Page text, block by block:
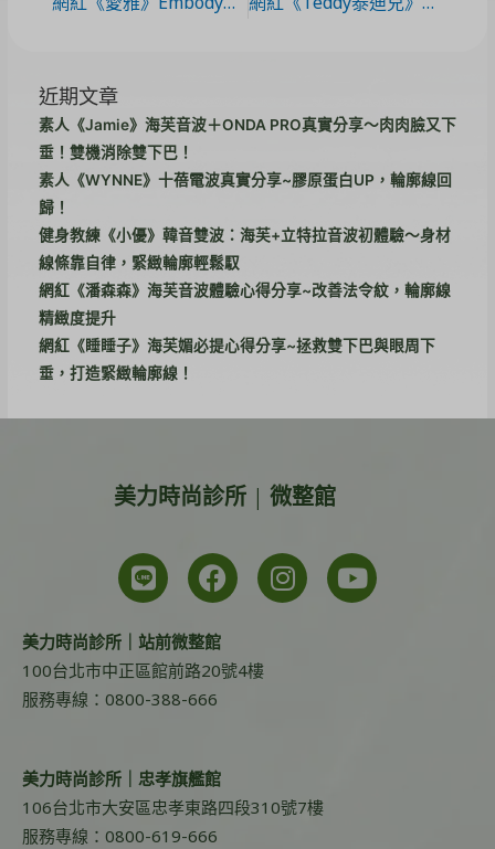
近期文章
素人《Jamie》海芙音波＋ONDA PRO真實分享～肉肉臉又下
垂！雙機消除雙下巴！
素人《WYNNE》十蓓電波真實分享~膠原蛋白UP，輪廓線回
歸！
健身教練《小優》韓音雙波：海芙+立特拉音波初體驗～身材
線條靠自律，緊緻輪廓輕鬆馭
網紅《潘森森》海芙音波體驗心得分享~改善法令紋，輪廓線
精緻度提升
網紅《睡睡子》海芙媚必提心得分享~拯救雙下巴與眼周下
垂，打造緊緻輪廓線！
美力時尚診所 | 微整館
美力時尚診所｜站前微整館
100台北市中正區館前路20號4樓
服務專線：0800-388-666
美力時尚診所｜忠孝旗艦館
106台北市大安區忠孝東路四段310號7樓
服務專線：0800-619-666